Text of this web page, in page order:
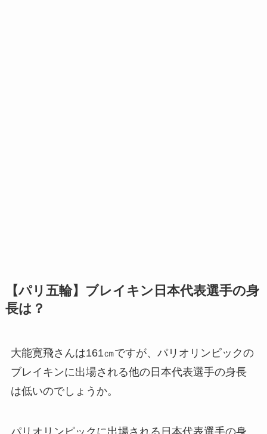
【パリ五輪】ブレイキン日本代表選手の身
長は？
大能寛飛さんは161㎝ですが、パリオリンピックの
ブレイキンに出場される他の日本代表選手の身長
は低いのでしょうか。
パリオリンピックに出場される日本代表選手の身